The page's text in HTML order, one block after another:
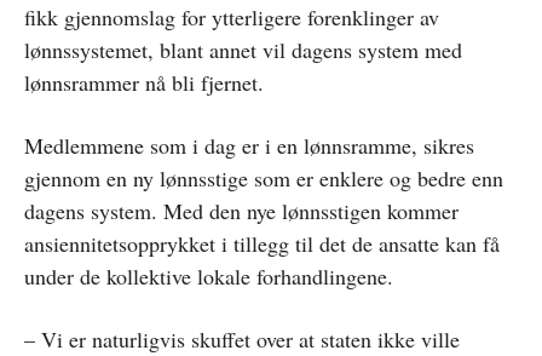
fikk gjennomslag for ytterligere forenklinger av
lønnssystemet, blant annet vil dagens system med
lønnsrammer nå bli fjernet.
Medlemmene som i dag er i en lønnsramme, sikres
gjennom en ny lønnsstige som er enklere og bedre enn
dagens system. Med den nye lønnsstigen kommer
ansiennitetsopprykket i tillegg til det de ansatte kan få
under de kollektive lokale forhandlingene.
– Vi er naturligvis skuffet over at staten ikke ville